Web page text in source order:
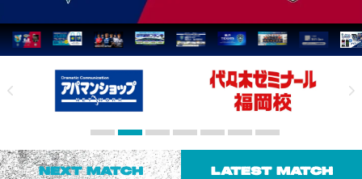
NEXT MATCH LATEST MATCH